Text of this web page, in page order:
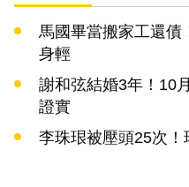
馬國畢當搬家工還債
身輕
謝和弦結婚3年！10
證實
李珠珢被壓頭25次